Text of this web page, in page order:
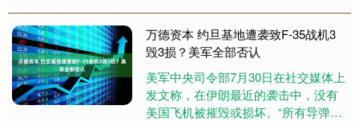
监控全面回溯，核实如下: 涉事车辆
02521，出车前检查，空调良好。
01....
万德资本 约旦基地遭袭致F-35战机3
毁3损？美军全部否认
美军中央司令部7月30日在社交媒体上
发文称，在伊朗最近的袭击中，没有
美国飞机被摧毁或损坏。“所有导弹和